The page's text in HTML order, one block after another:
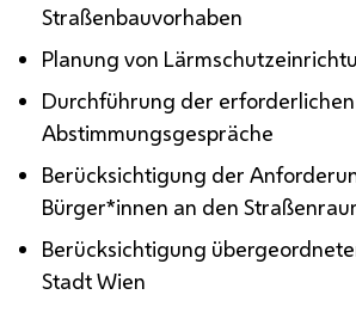
Straßenbauvorhaben
Planung von
Durchführung der erforderlichen
Abstimmungsgespräche
Berücksichtigung der
Bürger*innen an den
Berücksichtigung
Stadt Wien